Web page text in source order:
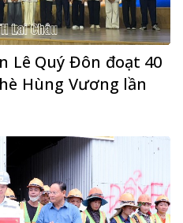
Lê Quý Đôn đoạt 40
Hùng Vương lần